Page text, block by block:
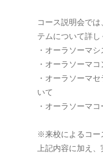
コース説明会で
テムについて詳し
・オーラソーマ
・オーラソーマ
・オーラソーマ
いて
・オーラソーマ
※来校によるコー
上記内容に加え